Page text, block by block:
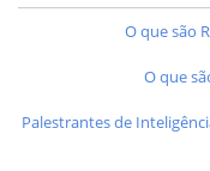
O que são
O que
Palestrantes de